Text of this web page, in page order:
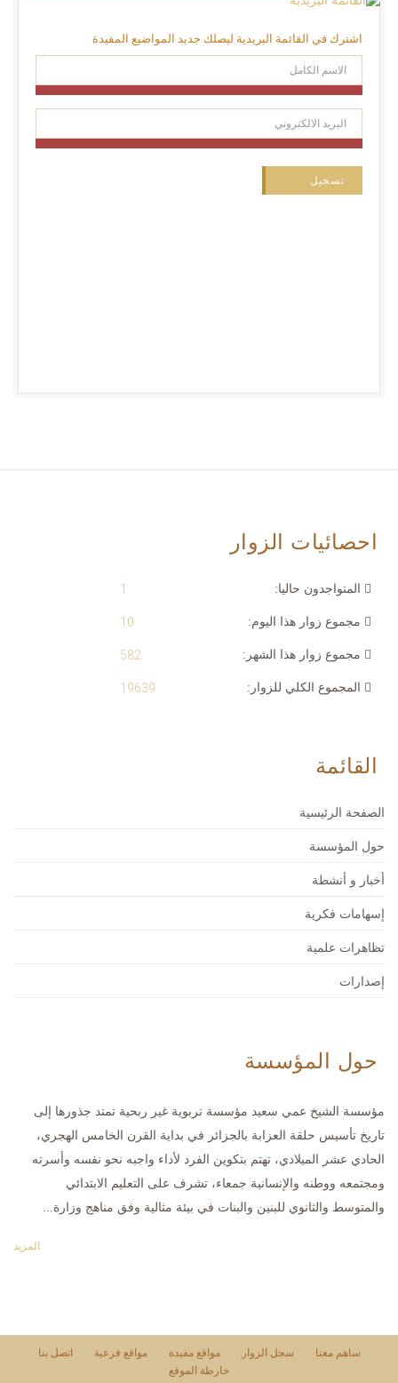
اشترك في القائمة البريدية ليصلك جديد المواضيع المفيدة
احصائيات الزوار
المتواجدون حاليا: 1
مجموع زوار هذا اليوم: 10
مجموع زوار هذا الشهر: 582
المجموع الكلي للزوار: 19639
القائمة
الصفحة الرئيسية
حول المؤسسة
أخبار و أنشطة
إسهامات فكرية
تظاهرات علمية
إصدارات
حول المؤسسة
مؤسسة الشيخ عمي سعيد مؤسسة تربوية غير ربحية تمتد جذورها إلى
تاريخ تأسيس حلقة العزابة بالجزائر في بداية القرن الخامس الهجري،
الحادي عشر الميلادي، تهتم بتكوين الفرد لأداء واجبه نحو نفسه وأسرته
ومجتمعه ووطنه والإنسانية جمعاء، تشرف على التعليم الابتدائي
والمتوسط والثانوي للبنين والبنات في بيئة مثالية وفق مناهج وزارة...
المزيد
ساهم معنا سجل الزوار مواقع مفيدة مواقع فرعية
اتصل بنا
خارطة الموقع